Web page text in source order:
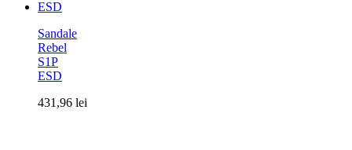
Sandale
Rebel
S1P
ESD
431,96 lei